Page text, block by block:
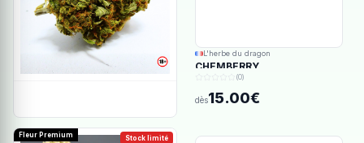
L'herbe du dragon
CHEMBERRY
(0)
dès15.00€
Stock limité
Fleur Premium